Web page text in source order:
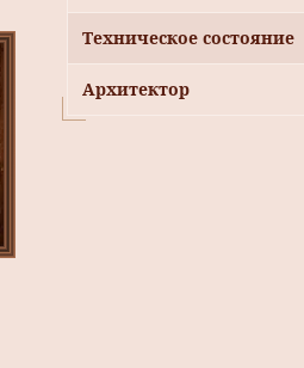
Техническое состояние
Архитектор